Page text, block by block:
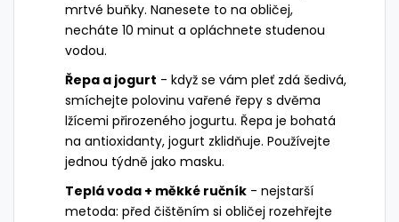
mrtvé buňky. Nanesete to na obličej,
necháte 10 minut a opláchnete studenou
vodou.
Řepa a jogurt - když se vám pleť zdá šedivá,
smíchejte polovinu vařené řepy s dvěma
lžícemi přirozeného jogurtu. Řepa je bohatá
na antioxidanty, jogurt zklidňuje. Používejte
jednou týdně jako masku.
Teplá voda + měkké ručník - nejstarší
metoda: před čištěním si obličej rozehřejte